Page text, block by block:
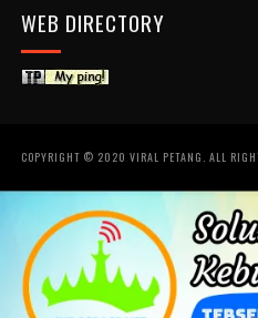
WEB DIRECTORY
COPYRIGHT © 2020 VIRAL PETANG. ALL